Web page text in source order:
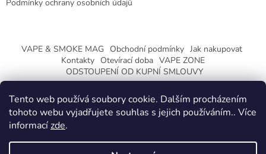
Tento web používá soubory cookie. Dalším procházením
tohoto webu vyjadřujete souhlas s jejich používáním.. Více
informacízde.
Podmínky ochrany osobních údajů
VAPE & SMOKE MAG Obchodní podmínky Jak nakupovat
Kontakty Otevírací doba VAPE ZONE
ODSTOUPENÍ OD KUPNÍ SMLOUVY